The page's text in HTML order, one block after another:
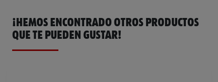
¡HEMOS ENCONTRADO OTROS PRODUCTOS
QUE TE PUEDEN GUSTAR!